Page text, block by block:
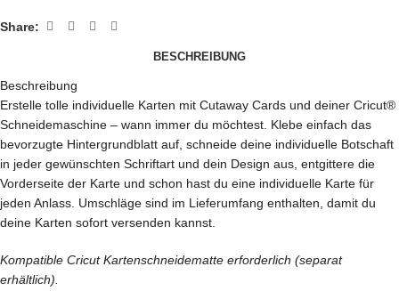
Share:
BESCHREIBUNG
Beschreibung
Erstelle tolle individuelle Karten mit Cutaway Cards und deiner Cricut®
Schneidemaschine – wann immer du möchtest. Klebe einfach das
bevorzugte Hintergrundblatt auf, schneide deine individuelle Botschaft
in jeder gewünschten Schriftart und dein Design aus, entgittere die
Vorderseite der Karte und schon hast du eine individuelle Karte für
jeden Anlass. Umschläge sind im Lieferumfang enthalten, damit du
deine Karten sofort versenden kannst.
Kompatible Cricut Kartenschneidematte erforderlich (separat
erhältlich).